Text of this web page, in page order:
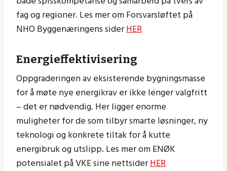
fag og regioner. Les mer om Forsvarsløftet på
NHO Byggenæringens siderHER
Energieffektivisering
Oppgraderingen av eksisterende bygningsmasse
for å møte nye energikrav er ikke lenger valgfritt
– det er nødvendig. Her ligger enorme
muligheter for de som tilbyr smarte løsninger, ny
teknologi og konkrete tiltak for å kutte
energibruk og utslipp. Les mer om ENØK
potensialet på VKE sine nettsiderHER